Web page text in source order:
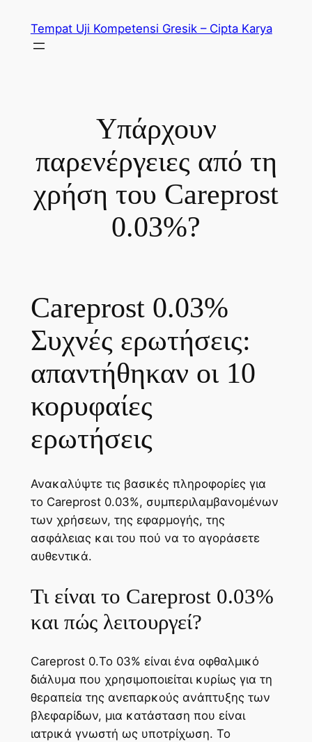
content
Tempat Uji Kompetensi Gresik – Cipta Karya
Υπάρχουν
παρενέργειες από τη
χρήση του Careprost
0.03%?
Careprost 0.03%
Συχνές ερωτήσεις:
απαντήθηκαν οι 10
κορυφαίες
ερωτήσεις
Ανακαλύψτε τις βασικές πληροφορίες για
το Careprost 0.03%, συμπεριλαμβανομένων
των χρήσεων, της εφαρμογής, της
ασφάλειας και του πού να το αγοράσετε
αυθεντικά.
Τι είναι το Careprost 0.03%
και πώς λειτουργεί?
Careprost 0.Το 03% είναι ένα οφθαλμικό
διάλυμα που χρησιμοποιείται κυρίως για τη
θεραπεία της ανεπαρκούς ανάπτυξης των
βλεφαρίδων, μια κατάσταση που είναι
ιατρικά γνωστή ως υποτρίχωση. Το